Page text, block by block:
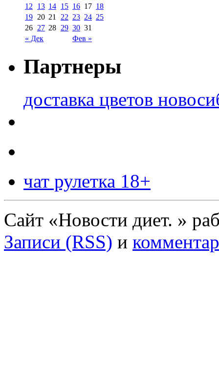
« Дек Фев »
12
13 14 15 16 17 18
19 20 21 22 23 24 25
26 27 28 29 30 31
Партнеры
доставка цветов
чат рулетка 18+
Сайт «Новости диет. »
Записи (RSS) и